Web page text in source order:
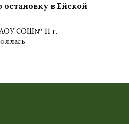
остановку в Ейской
СОШ№ 11 г.